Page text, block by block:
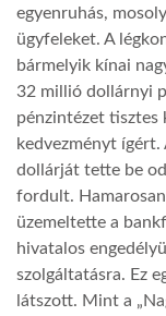
GLOBOTV
AFRIKA TUDÁSTÁR
A NAP SZÉPE
LINKTR.EE
GLOBOZSARU
egyenruhás,
ügyfeleket. A
bármelyik kínai
32 millió dollárnyi
pénzintézet tisztes
kedvezményt
dollárját tette be
fordult.
üzemeltette a
hivatalos
szolgáltatásra. Ez
látszott. Mint a